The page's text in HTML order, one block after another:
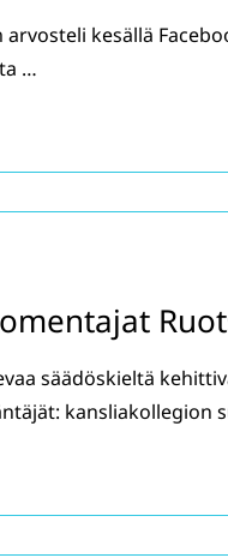
kesällä
…
säädöskieltä
kansliakollegion